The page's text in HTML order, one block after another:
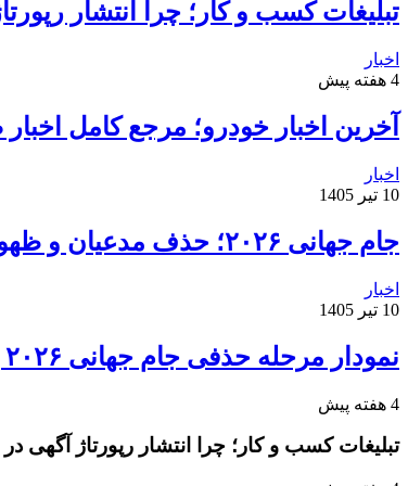
تبلیغات کسب و کار؛ چرا انتشار
اخبار
4 هفته پیش
آخرین اخبار خودرو؛ مرجع کامل
اخبار
10 تیر 1405
جام جهانی ۲۰۲۶؛ حذف مدعیان و ظهور شگفتی‌ها
اخبار
10 تیر 1405
نمودار مرحله حذفی جام جهانی ۲۰۲۶ پس از روز دوم مرحله یک‌شانزدهم نهایی
4 هفته پیش
تبلیغات کسب و کار؛ چرا انتشار رپورتاژ آگهی